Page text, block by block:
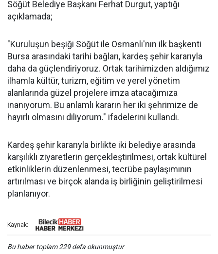
Söğüt Belediye Başkanı Ferhat Durgut, yaptığı
açıklamada;
"Kuruluşun beşiği Söğüt ile Osmanlı'nın ilk başkenti
Bursa arasındaki tarihi bağları, kardeş şehir kararıyla
daha da güçlendiriyoruz. Ortak tarihimizden aldığımız
ilhamla kültür, turizm, eğitim ve yerel yönetim
alanlarında güzel projelere imza atacağımıza
inanıyorum. Bu anlamlı kararın her iki şehrimize de
hayırlı olmasını diliyorum." ifadelerini kullandı.
Kardeş şehir kararıyla birlikte iki belediye arasında
karşılıklı ziyaretlerin gerçekleştirilmesi, ortak kültürel
etkinliklerin düzenlenmesi, tecrübe paylaşımının
artırılması ve birçok alanda iş birliğinin geliştirilmesi
planlanıyor.
Kaynak:
Bu haber toplam 229 defa okunmuştur